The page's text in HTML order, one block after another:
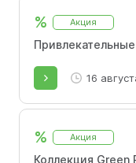
% Акция
16
% Акция
Коллекция Green